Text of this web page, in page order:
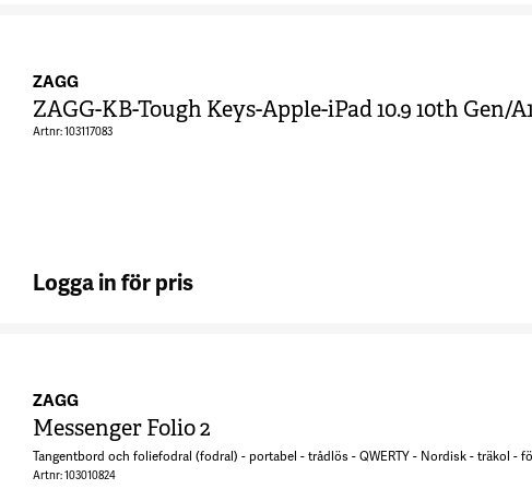
ZAGG
ZAGG-KB-Tough Keys-Apple-iPad 10.9 10th Gen/
Artnr: 103117083
Logga in för pris
ZAGG
Messenger Folio 2
Tangentbord och foliefodral (fodral) - portabel - trådlös - QWERTY - Nordisk - träkol -
Artnr: 103010824